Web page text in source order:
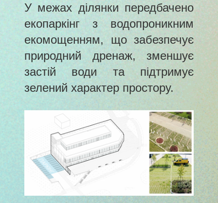
У межах ділянки передбачено
екопаркінг з водопроникним
екомощенням, що забезпечує
природний дренаж, зменшує
застій води та підтримує
зелений характер простору.